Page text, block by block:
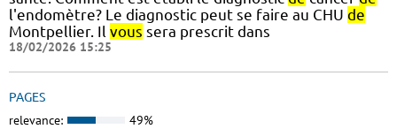
l'endomètre? Le diagnostic peut se faire au CHU de
Montpellier. Il vous sera prescrit dans
18/02/2026 15:25
PAGES
relevance: 49%